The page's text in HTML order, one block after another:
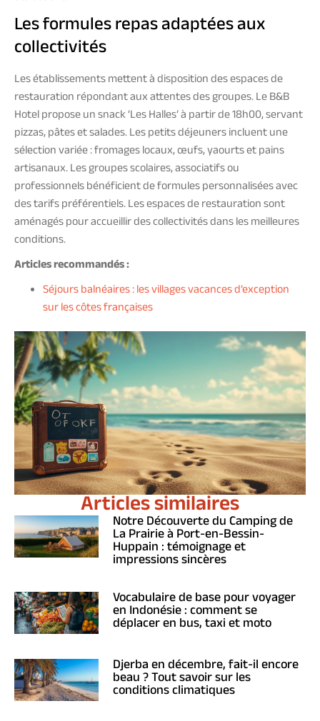
Les formules repas adaptées aux
collectivités
Les établissements mettent à disposition des espaces de
restauration répondant aux attentes des groupes. Le B&B
Hotel propose un snack ‘Les Halles’ à partir de 18h00, servant
pizzas, pâtes et salades. Les petits déjeuners incluent une
sélection variée : fromages locaux, œufs, yaourts et pains
artisanaux. Les groupes scolaires, associatifs ou
professionnels bénéficient de formules personnalisées avec
des tarifs préférentiels. Les espaces de restauration sont
aménagés pour accueillir des collectivités dans les meilleures
conditions.
Articles recommandés :
Séjours balnéaires : les villages vacances d’exception
sur les côtes françaises
Articles similaires
Notre Découverte du Camping de
La Prairie à Port-en-Bessin-
Huppain : témoignage et
impressions sincères
Vocabulaire de base pour voyager
en Indonésie : comment se
déplacer en bus, taxi et moto
Djerba en décembre, fait-il encore
beau ? Tout savoir sur les
conditions climatiques